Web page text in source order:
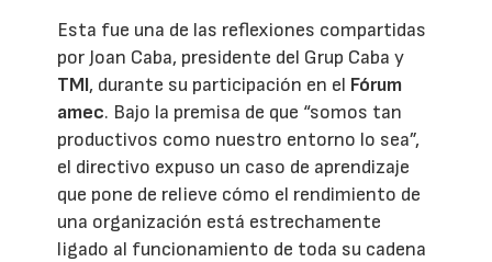
Esta fue una de las reflexiones compartidas
por Joan Caba, presidente del Grup Caba y
TMI, durante su participación en el Fórum
amec. Bajo la premisa de que “somos tan
productivos como nuestro entorno lo sea”,
el directivo expuso un caso de aprendizaje
que pone de relieve cómo el rendimiento de
una organización está estrechamente
ligado al funcionamiento de toda su cadena